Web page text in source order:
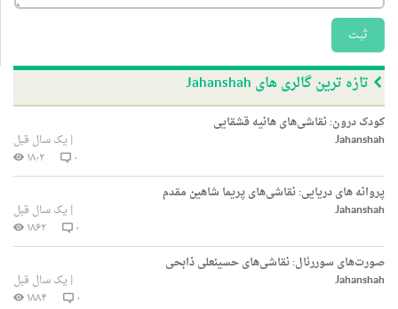
ثبت
تازه ترین گالری های Jahanshah
کودک درون: نقاشی‌های هانیه قشقایی
Jahanshah
| یک سال قبل
۰
۱۸۰۲
پروانه های دریایی: نقاشی‌های پریما شاهین مقدم
Jahanshah
| یک سال قبل
۰
۱۸۶۲
صورت‌های سوررئال: نقاشی‌های حسینعلی ذابحی
Jahanshah
| یک سال قبل
۰
۱۸۸۴